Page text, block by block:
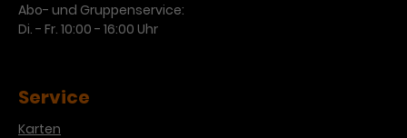
Abo- und Gruppenservice:
Di. - Fr. 10:00 - 16:00 Uhr
Service
Karten